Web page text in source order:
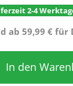
2-4
ab 59,99 € für
In den